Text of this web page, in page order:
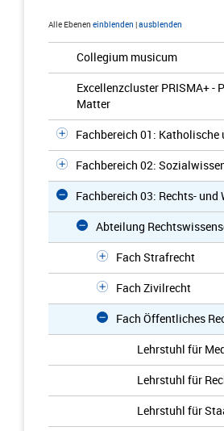
Alle Ebenen einblenden |ausblenden
Collegium musicum
Excellenzcluster PRISMA+
Matter
Fachbereich 01:
Fachbereich 02:
Fachbereich 03: Rechts-
Abteilung
Fach Strafrecht
Fach Zivilrecht
Fach Öffentliches
Lehrstuhl für
Lehrstuhl für
Lehrstuhl für